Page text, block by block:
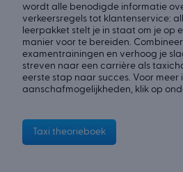
wordt alle benodigde informatie
verkeersregels tot klantenservice:
leerpakket stelt je in staat om je op
manier voor te bereiden.
examentrainingen en verhoog je
streven naar een carrière als
eerste stap naar succes. Voor
aanschafmogelijkheden, klik op
Taxi theorieboek